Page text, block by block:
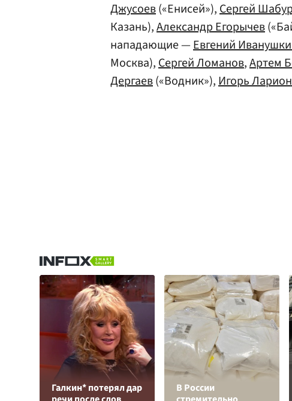
Джусоев(«Енисей»),Сергей
Казань),Александр Егорычев
нападающие —Евгений
Москва),Сергей Ломанов,Артем
Дергаев(«Водник»),Игорь
Галкин* потерял дар
В России